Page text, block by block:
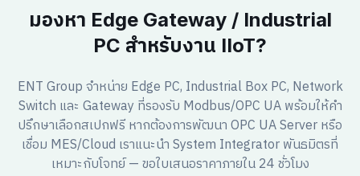
มองหา Edge Gateway / Industrial
PC สำหรับงาน IIoT?
ENT Group จำหน่าย Edge PC, Industrial Box PC, Network
Switch และ Gateway ที่รองรับ Modbus/OPC UA พร้อมให้คำ
ปรึกษาเลือกสเปกฟรี หากต้องการพัฒนา OPC UA Server หรือ
เชื่อม MES/Cloud เราแนะนำ System Integrator พันธมิตรที่
เหมาะกับโจทย์ — ขอใบเสนอราคาภายใน 24 ชั่วโมง